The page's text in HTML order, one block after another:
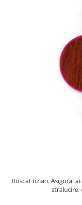
Produse Dupa Epilare
Produse Inainte de
Scrub pentru Corp
Tratamente pentru
Roscat tizian. Asigura
stralucire,